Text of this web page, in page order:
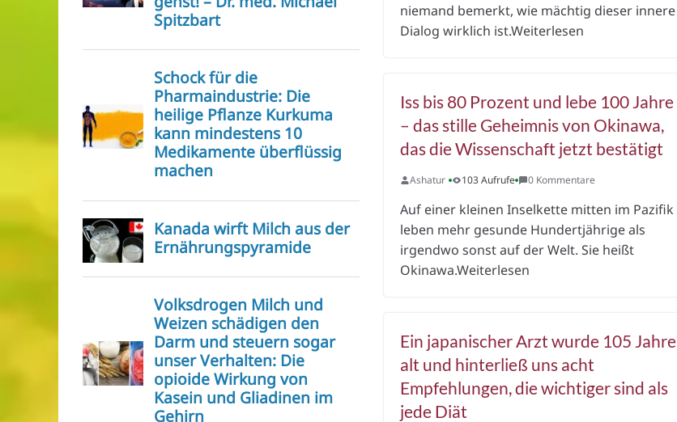
niemand bemerkt, wie mächtig dieser innere
Dialog wirklich ist.Weiterlesen
Iss bis 80 Prozent und lebe 100 Jahre
– das stille Geheimnis von Okinawa,
das die Wissenschaft jetzt bestätigt
Ashatur 103 Aufrufe 0 Kommentare
Auf einer kleinen Inselkette mitten im Pazifik
leben mehr gesunde Hundertjährige als
irgendwo sonst auf der Welt. Sie heißt
Okinawa.Weiterlesen
Ein japanischer Arzt wurde 105 Jahre
alt und hinterließ uns acht
Empfehlungen, die wichtiger sind als
jede Diät